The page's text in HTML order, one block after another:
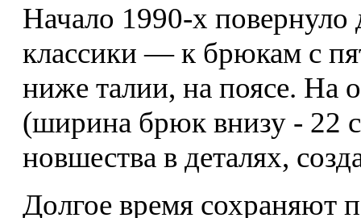
Начало 1990-х
классики — к брюкам с
ниже талии, на поясе. На
(ширина брюк внизу - 22
новшества в деталях,
Долгое время сохраняют